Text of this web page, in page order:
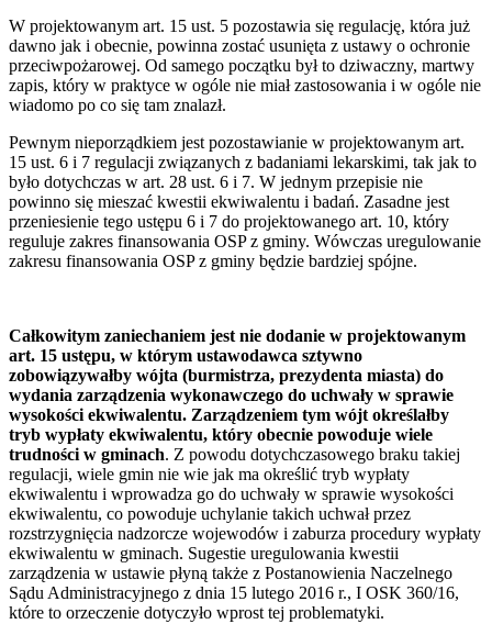
W projektowanym art. 15 ust. 5 pozostawia się regulację, która już
dawno jak i obecnie, powinna zostać usunięta z ustawy o ochronie
przeciwpożarowej. Od samego początku był to dziwaczny, martwy
zapis, który w praktyce w ogóle nie miał zastosowania i w ogóle nie
wiadomo po co się tam znalazł.
Pewnym nieporządkiem jest pozostawianie w projektowanym art.
15 ust. 6 i 7 regulacji związanych z badaniami lekarskimi, tak jak to
było dotychczas w art. 28 ust. 6 i 7. W jednym przepisie nie
powinno się mieszać kwestii ekwiwalentu i badań. Zasadne jest
przeniesienie tego ustępu 6 i 7 do projektowanego art. 10, który
reguluje zakres finansowania OSP z gminy. Wówczas uregulowanie
zakresu finansowania OSP z gminy będzie bardziej spójne.
Całkowitym zaniechaniem jest nie dodanie w projektowanym
art. 15 ustępu, w którym ustawodawca sztywno
zobowiązywałby wójta (burmistrza, prezydenta miasta) do
wydania zarządzenia wykonawczego do uchwały w sprawie
wysokości ekwiwalentu. Zarządzeniem tym wójt określałby
tryb wypłaty ekwiwalentu, który obecnie powoduje wiele
trudności w gminach. Z powodu dotychczasowego braku takiej
regulacji, wiele gmin nie wie jak ma określić tryb wypłaty
ekwiwalentu i wprowadza go do uchwały w sprawie wysokości
ekwiwalentu, co powoduje uchylanie takich uchwał przez
rozstrzygnięcia nadzorcze wojewodów i zaburza procedury wypłaty
ekwiwalentu w gminach. Sugestie uregulowania kwestii
zarządzenia w ustawie płyną także z Postanowienia Naczelnego
Sądu Administracyjnego z dnia 15 lutego 2016 r., I OSK 360/16,
które to orzeczenie dotyczyło wprost tej problematyki.